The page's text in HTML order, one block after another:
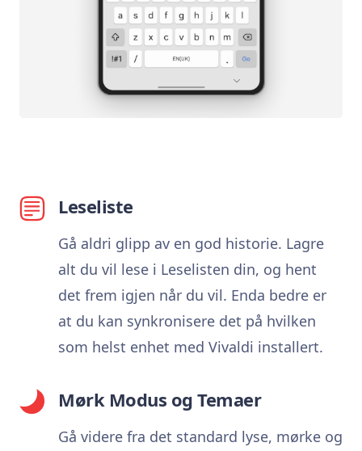
Leseliste
Gå aldri glipp av en god historie. Lagre
alt du vil lese i Leselisten din, og hent
det frem igjen når du vil. Enda bedre er
at du kan synkronisere det på hvilken
som helst enhet med Vivaldi installert.
Mørk Modus og Temaer
Gå videre fra det standard lyse, mørke og